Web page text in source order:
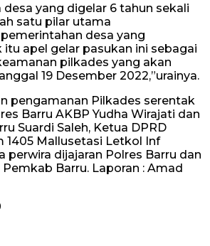
desa yang digelar 6 tahun sekali
satu pilar utama
desa yang
apel gelar pasukan ini sebagai
pilkades yang akan
19 Desember 2022,”urainya.
pengamanan Pilkades serentak
Barru AKBP Yudha Wirajati dan
Suardi Saleh, Ketua DPRD
1405 Mallusetasi Letkol Inf
perwira dijajaran Polres Barru dan
Barru. Laporan : Amad